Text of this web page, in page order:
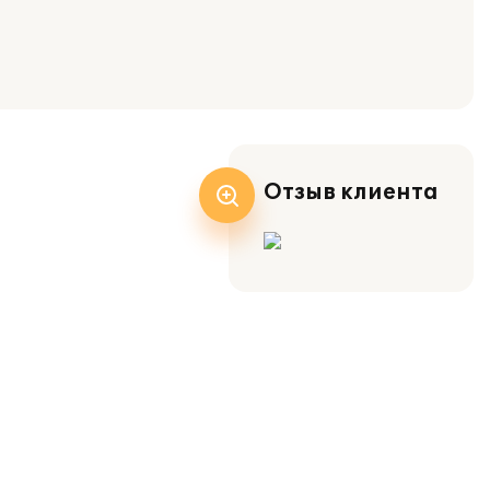
Отзыв клиента